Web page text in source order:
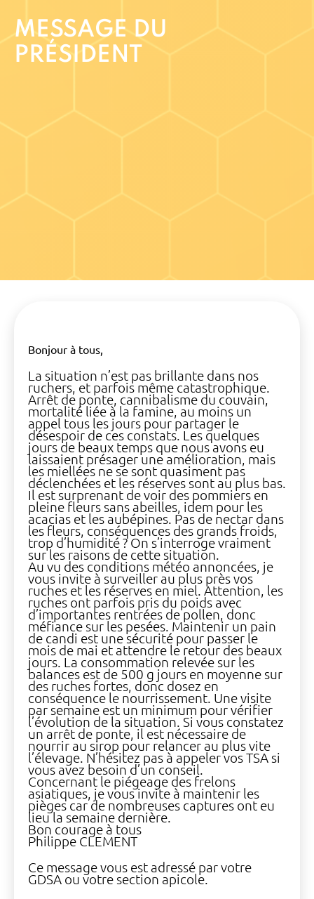
MESSAGE DU
PRÉSIDENT
Bonjour à tous,
La situation n’est pas brillante dans nos
ruchers, et parfois même catastrophique.
Arrêt de ponte, cannibalisme du couvain,
mortalité liée à la famine, au moins un
appel tous les jours pour partager le
désespoir de ces constats. Les quelques
jours de beaux temps que nous avons eu
laissaient présager une amélioration, mais
les miellées ne se sont quasiment pas
déclenchées et les réserves sont au plus bas.
Il est surprenant de voir des pommiers en
pleine fleurs sans abeilles, idem pour les
acacias et les aubépines. Pas de nectar dans
les fleurs, conséquences des grands froids,
trop d’humidité ? On s’interroge vraiment
sur les raisons de cette situation.
Au vu des conditions météo annoncées, je
vous invite à surveiller au plus près vos
ruches et les réserves en miel. Attention, les
ruches ont parfois pris du poids avec
d’importantes rentrées de pollen, donc
méfiance sur les pesées. Maintenir un pain
de candi est une sécurité pour passer le
mois de mai et attendre le retour des beaux
jours. La consommation relevée sur les
balances est de 500 g jours en moyenne sur
des ruches fortes, donc dosez en
conséquence le nourrissement. Une visite
par semaine est un minimum pour vérifier
l’évolution de la situation. Si vous constatez
un arrêt de ponte, il est nécessaire de
nourrir au sirop pour relancer au plus vite
l’élevage. N’hésitez pas à appeler vos TSA si
vous avez besoin d’un conseil.
Concernant le piégeage des frelons
asiatiques, je vous invite à maintenir les
pièges car de nombreuses captures ont eu
lieu la semaine dernière.
Bon courage à tous
Philippe CLEMENT
Ce message vous est adressé par votre
GDSA ou votre section apicole.